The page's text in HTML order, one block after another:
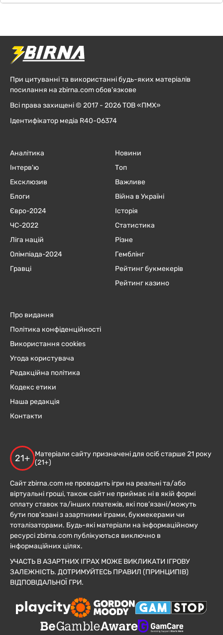
При цитуванні та використанні будь-яких матеріалів
посилання на zbirna.com обов'язкове
Всі права захищені © 2017 - 2026 ТОВ «ПМХ»
Ідентифікатор медіа R40-06374
Аналітика
Інтерв'ю
Ексклюзив
Блоги
Євро-2024
ЧC-2022
Ліга націй
Олімпіада-2024
Гравці
Новини
Топ
Важливе
Війна в Україні
Історія
Статистика
Різне
Гемблінг
Рейтинг букмекерів
Рейтинг казино
Про видання
Політика конфіденційності
Використання cookies
Угода користувача
Редакційна політика
Кодекс етики
Наша редакція
Контакти
21+
Матеріали сайту призначені для осіб старше 21 року
(21+)
Сайт zbirna.com не проводить ігри на реальні та/або
віртуальні гроші, також сайт не приймає ні в якій формі
оплату ставок та/інших платежів, які пов’язані/можуть
бути пов’язані з азартними іграми, букмекерами чи
тоталізаторами. Будь-які матеріали на інформаційному
ресурсі zbirna.com публікуються виключно в
інформаційних цілях.
УЧАСТЬ В АЗАРТНИХ ІГРАХ МОЖЕ ВИКЛИКАТИ ІГРОВУ
ЗАЛЕЖНІСТЬ. ДОТРИМУЙТЕСЬ ПРАВИЛ (ПРИНЦИПІВ)
ВІДПОВІДАЛЬНОЇ ГРИ.